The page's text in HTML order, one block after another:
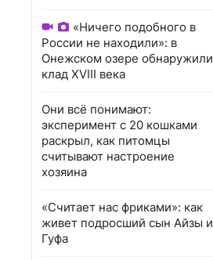
«Ничего подобного в
России не находили»: в
Онежском озере обнаружили
клад XVIII века
Они всё понимают:
эксперимент с 20 кошками
раскрыл, как питомцы
считывают настроение
хозяина
«Считает нас фриками»: как
живет подросший сын Айзы и
Гуфа